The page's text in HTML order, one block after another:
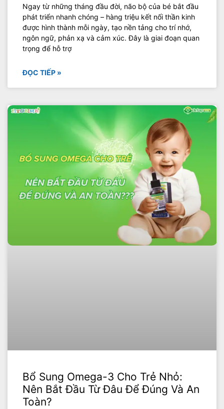
Ngay từ những tháng đầu đời, não bộ của bé bắt đầu
phát triển nhanh chóng – hàng triệu kết nối thần kinh
được hình thành mỗi ngày, tạo nền tảng cho trí nhớ,
ngôn ngữ, phản xạ và cảm xúc. Đây là giai đoạn quan
trọng để hỗ trợ
ĐỌC TIẾP »
Bổ Sung Omega-3 Cho Trẻ Nhỏ:
Nên Bắt Đầu Từ Đâu Để Đúng Và An
Toàn?